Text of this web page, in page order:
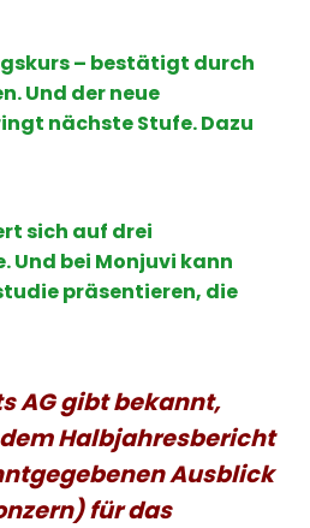
– bestätigt durch
Und der neue
nächste Stufe. Dazu
sich auf drei
Und bei Monjuvi kann
präsentieren, die
AG gibt bekannt,
Halbjahresbericht
Ausblick
für das